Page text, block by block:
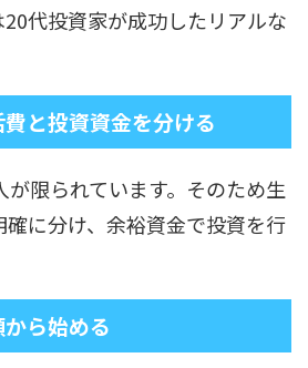
代投資家が成功したリアルな
と投資資金を分ける
限られています。そのため生
に分け、余裕資金で投資を行
ら始める